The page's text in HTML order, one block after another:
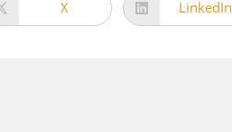
X LinkedIn